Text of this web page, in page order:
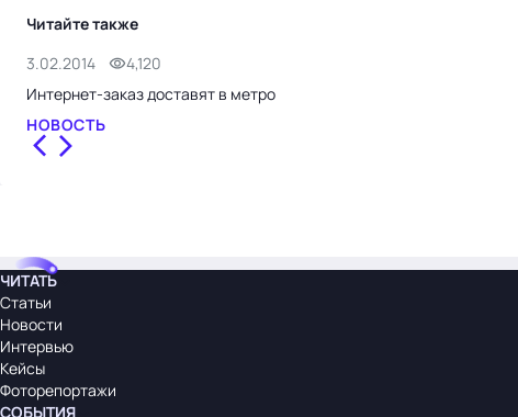
Читайте также
3.02.2014
4,120
Интернет-заказ доставят в метро
НОВОСТЬ
ЧИТАТЬ
Статьи
Новости
Интервью
Кейсы
Фоторепортажи
СОБЫТИЯ